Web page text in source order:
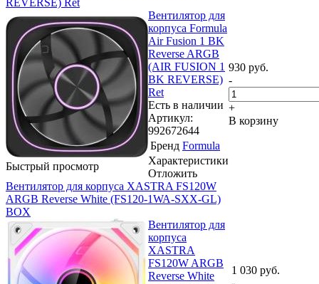
REVERSE) Ret
Быстрый просмотр
Вентилятор для
корпуса Formula
Air Fusion 1 BK
Reverse ARGB
(AIR FUSION 1
BK REVERSE)
Ret
Есть в наличии
Артикул:
992672644
Бренд Formula
Характеристики
Отложить
930 руб.
-
+
В корзину
Вентилятор для корпуса XASTRA FS120W
ARGB Reverse White (FS120-1WA-SXX-GL)
BOX
Вентилятор для
корпуса
XASTRA
FS120W ARGB
Reverse White
1 030 руб.